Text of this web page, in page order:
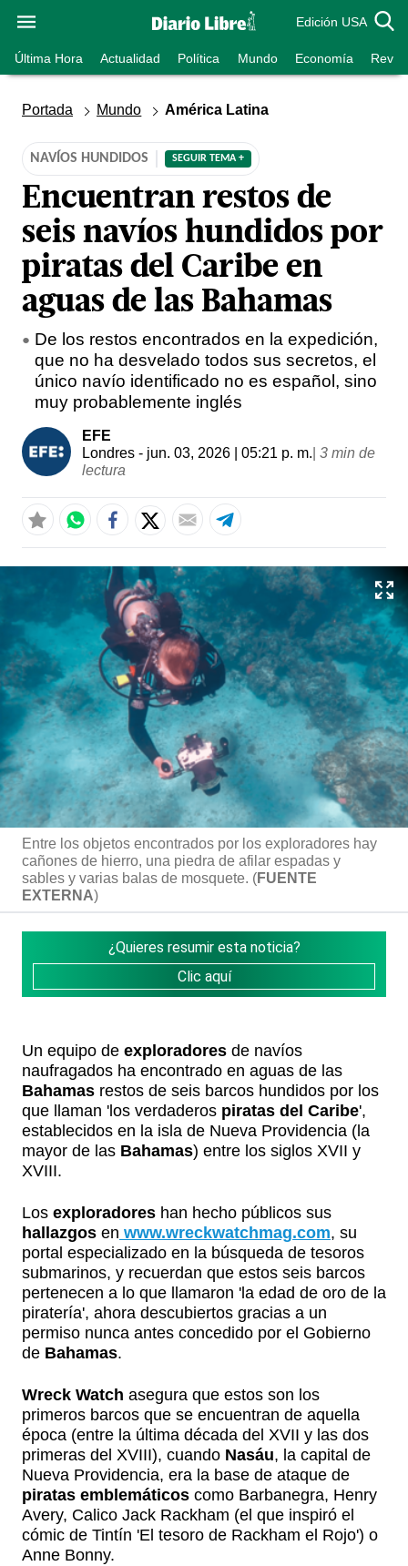
Edición USA
Última Hora Actualidad Política Mundo Economía
Portada Mundo América Latina
NAVÍOS HUNDIDOS SEGUIR TEMA +
Encuentran restos de
seis navíos hundidos por
piratas del Caribe en
aguas de las Bahamas
De los restos encontrados en la expedición,
que no ha desvelado todos sus secretos, el
único navío identificado no es español, sino
muy probablemente inglés
EFE
Londres - jun. 03, 2026 | 05:21 p. m. 3 min de
lectura
Entre los objetos encontrados por los exploradores hay
cañones de hierro, una piedra de afilar espadas y
sables y varias balas de mosquete. (FUENTE
EXTERNA)
¿Quieres resumir esta noticia?
Clic aquí
Un equipo de exploradores de navíos
naufragados ha encontrado en aguas de las
Bahamas restos de seis barcos hundidos por los
que llaman 'los verdaderos piratas del Caribe',
establecidos en la isla de Nueva Providencia (la
mayor de las Bahamas) entre los siglos XVII y
XVIII.
Los exploradores han hecho públicos sus
hallazgos en www.wreckwatchmag.com, su
portal especializado en la búsqueda de tesoros
submarinos, y recuerdan que estos seis barcos
pertenecen a lo que llamaron 'la edad de oro de la
piratería', ahora descubiertos gracias a un
permiso nunca antes concedido por el Gobierno
de Bahamas.
Wreck Watch asegura que estos son los
primeros barcos que se encuentran de aquella
época (entre la última década del XVII y las dos
primeras del XVIII), cuando Nasáu, la capital de
Nueva Providencia, era la base de ataque de
piratas emblemáticos como Barbanegra, Henry
Avery, Calico Jack Rackham (el que inspiró el
cómic de Tintín 'El tesoro de Rackham el Rojo') o
Anne Bonny.